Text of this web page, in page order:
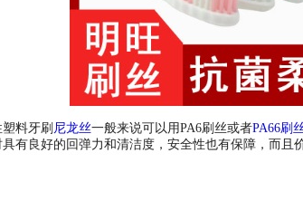
料牙刷 尼龙丝一般来说可以用PA6刷丝或者PA66刷
有良好的回弹力和清洁度，安全性也有保障，而且